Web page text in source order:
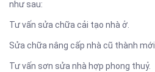
như sau:
Tư vấn sửa chữa cải tạo nhà ở.
Sửa chữa nâng cấp nhà cũ thành mới.
Tư vấn sơn sửa nhà hợp phong thuỷ.